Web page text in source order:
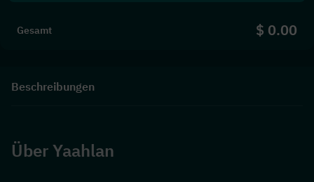
Gesamt $ 0.00
Beschreibungen
Über Yaahlan